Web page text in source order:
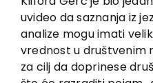
uvideo da saznanja iz
analize mogu imati
vrednost u društvenim
za cilj da doprinese